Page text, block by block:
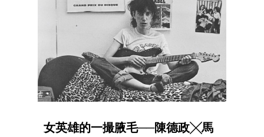
女英雄的一撮腋毛──陳德政╳馬